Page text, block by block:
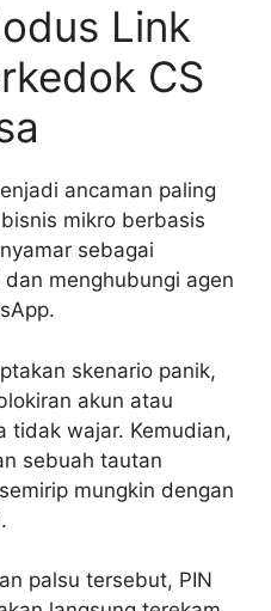
Link
CS
ancaman paling
mikro berbasis
sebagai
menghubungi agen
skenario panik,
akun atau
tidak wajar. Kemudian,
sebuah tautan
mungkin dengan
palsu tersebut, PIN